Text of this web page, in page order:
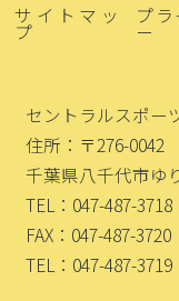
サイトマッ
プ
プ
ー
セントラルスポー
住所：〒276-0042
千葉県八千代市ゆ
TEL：047-487-3718
FAX：047-487-3720
TEL：047-487-3719